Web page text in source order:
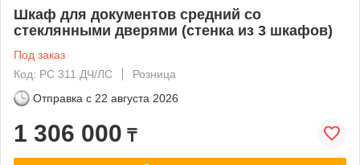
Шкаф для документов средний со
стеклянными дверями (стенка из 3 шкафов)
Под заказ
Код: РС 311 ДЧ/ЛС
Розница
Отправка с 22 августа 2026
1 306 000 ₸